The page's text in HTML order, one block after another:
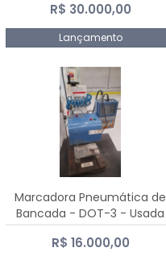
R$ 30.000,00
Lançamento
Marcadora Pneumática de
Bancada - DOT-3 - Usada
R$ 16.000,00